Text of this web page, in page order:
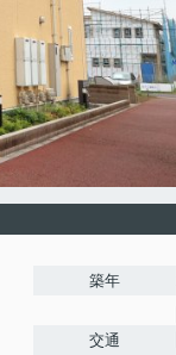
築年
交通